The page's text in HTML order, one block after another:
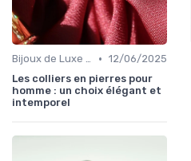
Bijoux de Luxe pour Hommes • 12/06/2025
Les colliers en pierres pour
homme : un choix élégant et
intemporel